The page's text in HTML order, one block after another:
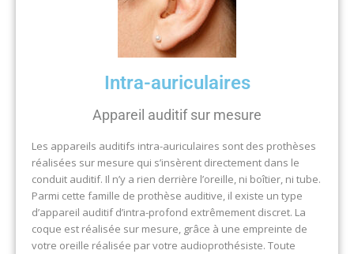
Intra-auriculaires
Appareil auditif sur mesure
Les appareils auditifs intra-auriculaires sont des prothèses
réalisées sur mesure qui s’insèrent directement dans le
conduit auditif. Il n’y a rien derrière l’oreille, ni boîtier, ni tube.
Parmi cette famille de prothèse auditive, il existe un type
d’appareil auditif d’intra-profond extrêmement discret. La
coque est réalisée sur mesure, grâce à une empreinte de
votre oreille réalisée par votre audioprothésiste. Toute